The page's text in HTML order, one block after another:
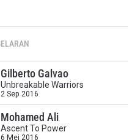
Gilberto Galvao
Unbreakable Warriors
2 Sep 2016
Mohamed Ali
Ascent To Power
6 Mei 2016